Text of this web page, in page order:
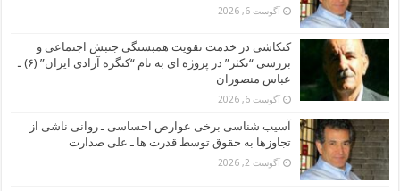
آگوست 6, 2026
کنکاشی در خدمت تقویت همبستگی جنبش اجتماعی و
بررسی “نکثر” در پروژه ای به نام “کنگره آزادی ایران” (۶) ـ
عباس منصوران
آگوست 6, 2026
آسیب شناسی برخی عوارض احساسی ـ روانی ناشی از
تجاوزها به حقوق توسط قدرت ها ـ علی صدارت
آگوست 2, 2026